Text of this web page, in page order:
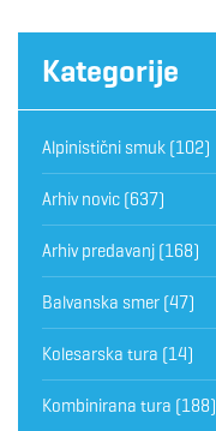
Kategorije
Alpinistični smuk (102)
Arhiv novic (637)
Arhiv predavanj (168)
Balvanska smer (47)
Kolesarska tura (14)
Kombinirana tura (188)